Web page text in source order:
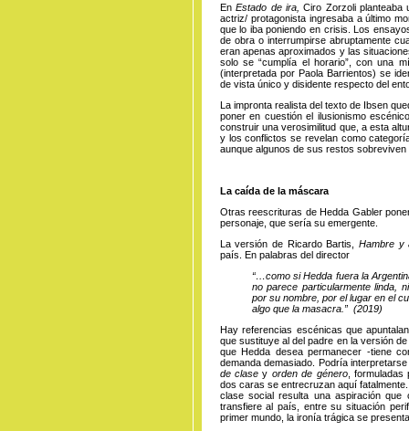
EnEstado de ira,Ciro Zorzoli
actriz/ protagonista ingresaba a último
que lo iba poniendo en crisis. Los
de obra o interrumpirse abruptamente
eran apenas aproximados y las
solo se “cumplía el horario”, con una
(interpretada por Paola Barrientos) se
de vista único y disidente respecto del
La impronta realista del texto de Ibsen
poner en cuestión el ilusionismo
construir una verosimilitud que, a esta
y los conflictos se revelan como
aunque algunos de sus restos
La caída de la máscara
Otras reescrituras de Hedda Gabler
personaje, que sería su emergente.
La versión de Ricardo Bartis,
Hambre y
país. En palabras del director
“…como si Hedda fuera la
no parece particularmente linda,
por su nombre, por el lugar en el
algo que la masacra.” (2019)
Hay referencias escénicas que
que sustituye al del padre en la versión
que Hedda desea permanecer -tiene
demanda demasiado. Podría
de clasey orden de género, formuladas
dos caras se entrecruzan aquí
clase social resulta una aspiración
transfiere al país, entre su situación
primer mundo, la ironía trágica se